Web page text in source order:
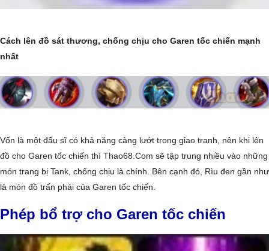
Cách lên đồ sát thương, chống chịu cho Garen tốc chiến mạnh
nhất
Vốn là một đấu sĩ có khả năng càng lướt trong giao tranh, nên khi lên
đồ cho Garen tốc chiến thì Thao68.Com sẽ tập trung nhiều vào những
món trang bị Tank, chống chịu là chính. Bên cạnh đó, Rìu đen gần như
là món đồ trấn phái của Garen tốc chiến.
Phép bổ trợ cho Garen tốc chiến